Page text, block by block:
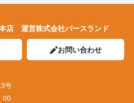
店 運営株式会社バースランド
お問い合わせ
号
00